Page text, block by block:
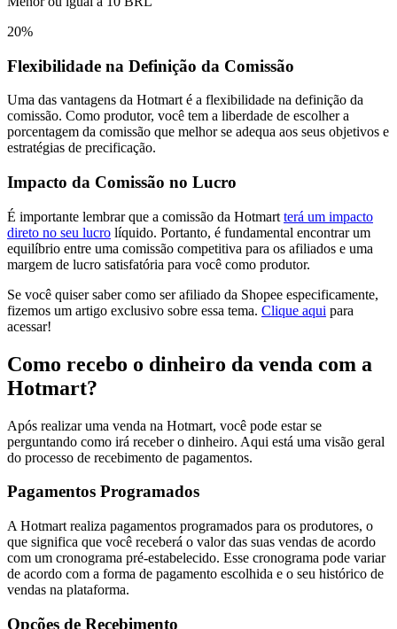
20%
Flexibilidade na Definição da Comissão
Uma das vantagens da Hotmart é a flexibilidade na definição da
comissão. Como produtor, você tem a liberdade de escolher a
porcentagem da comissão que melhor se adequa aos seus objetivos e
estratégias de precificação.
Impacto da Comissão no Lucro
É importante lembrar que a comissão da Hotmart terá um impacto
direto no seu lucro líquido. Portanto, é fundamental encontrar um
equilíbrio entre uma comissão competitiva para os afiliados e uma
margem de lucro satisfatória para você como produtor.
Se você quiser saber como ser afiliado da Shopee especificamente,
fizemos um artigo exclusivo sobre essa tema. Clique aqui para
acessar!
Como recebo o dinheiro da venda com a
Hotmart?
Após realizar uma venda na Hotmart, você pode estar se
perguntando como irá receber o dinheiro. Aqui está uma visão geral
do processo de recebimento de pagamentos.
Pagamentos Programados
A Hotmart realiza pagamentos programados para os produtores, o
que significa que você receberá o valor das suas vendas de acordo
com um cronograma pré-estabelecido. Esse cronograma pode variar
de acordo com a forma de pagamento escolhida e o seu histórico de
vendas na plataforma.
Opções de Recebimento